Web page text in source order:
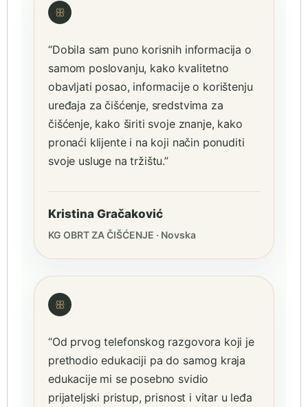
ꕥ
“Dobila sam puno korisnih informacija o
samom poslovanju, kako kvalitetno
obavljati posao, informacije o korištenju
uređaja za čišćenje, sredstvima za
čišćenje, kako širiti svoje znanje, kako
pronaći klijente i na koji način ponuditi
svoje usluge na tržištu.”
Kristina Gračaković
KG OBRT ZA ČIŠĆENJE · Novska
ꕥ
“Od prvog telefonskog razgovora koji je
prethodio edukaciji pa do samog kraja
edukacije mi se posebno svidio
prijateljski pristup, prisnost i vitar u leđa